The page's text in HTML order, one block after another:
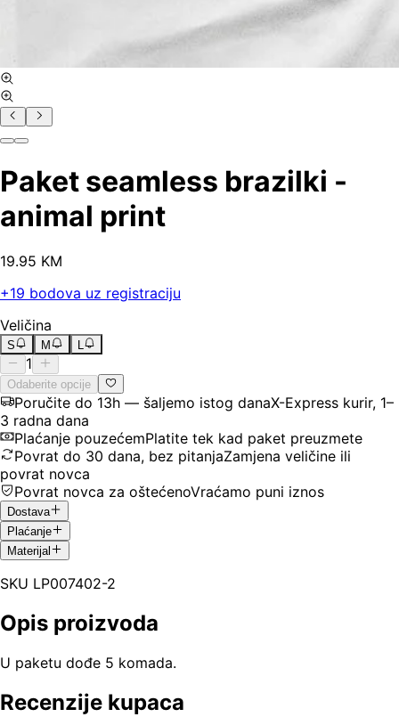
Paket seamless brazilki -
animal print
19.95 KM
+19 bodova uz registraciju
Veličina
S M L
1
Odaberite opcije
Poručite do 13h — šaljemo istog danaX-Express kurir, 1–
3 radna dana
Plaćanje pouzećemPlatite tek kad paket preuzmete
Povrat do 30 dana, bez pitanjaZamjena veličine ili
povrat novca
Povrat novca za oštećenoVraćamo puni iznos
Dostava
Plaćanje
Materijal
SKU LP007402-2
Opis proizvoda
U paketu dođe 5 komada.
Recenzije kupaca